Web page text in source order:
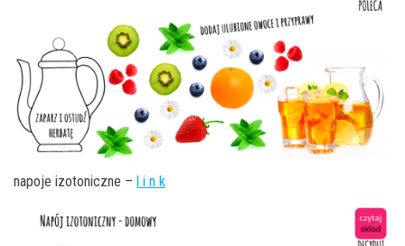
napoje izotoniczne – l i n k